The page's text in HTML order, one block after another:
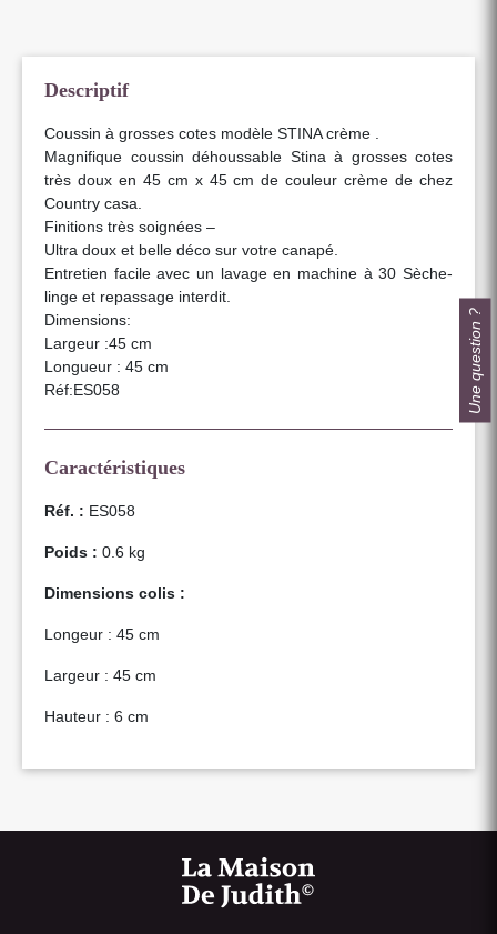
Descriptif
Coussin à grosses cotes modèle STINA crème .
Magnifique coussin déhoussable Stina à grosses cotes
très doux en 45 cm x 45 cm de couleur crème de chez
Country casa.
Finitions très soignées –
Ultra doux et belle déco sur votre canapé.
Entretien facile avec un lavage en machine à 30 Sèche-
linge et repassage interdit.
Dimensions:
Largeur :45 cm
Longueur : 45 cm
Réf:ES058
Caractéristiques
Réf. : ES058
Poids : 0.6 kg
Dimensions colis :
Longeur : 45 cm
Largeur : 45 cm
Hauteur : 6 cm
Une question ?